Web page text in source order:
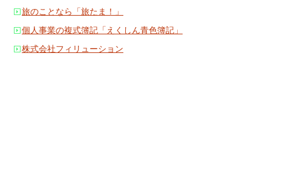
旅のことなら「旅たま！」
個人事業の複式簿記「えくしん青色簿記」
株式会社フィリューション